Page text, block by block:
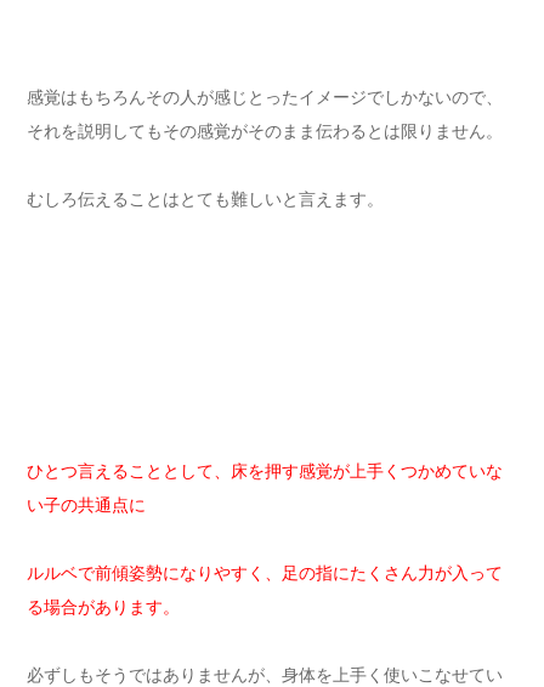
感覚はもちろんその人が感じとったイメージでしかないので、
それを説明してもその感覚がそのまま伝わるとは限りません。
むしろ伝えることはとても難しいと言えます。
ひとつ言えることとして、床を押す感覚が上手くつかめていな
い子の共通点に
ルルベで前傾姿勢になりやすく、足の指にたくさん力が入って
る場合があります。
必ずしもそうではありませんが、身体を上手く使いこなせてい